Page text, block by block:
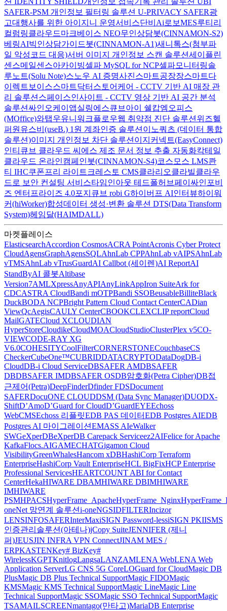
SAFER-PSM 개인정보 필터링 솔루션 U-PRIVACY SAFER광
고대행사를 위한 아이지니 운영서비스단비Ai로보MES루티 리
컬럼링클라우드마크베이스 NEO무인상담봇(CINNAMON-S2)
베링AI빅인상담가이드봇(CINNAMON-A1)새니톡스(첨부파
일 악성코드 대응)서버 이미지 개인정보 스캔 솔루션세이플린
센스메일센스아카이빙셀파 MySQL for NCP셀파모니터링솔
루노트(Solu Note)스노우 AI 증명사진스마트공장장스마트다
이렉트보이스스마트닥터 스토어케어 - CCTV 기반 AI 매장 관
리 솔루션 스페이스인사이트 - CCTV 영상 기반 AI 공간 분석
솔루션싸인오케이 앱실링에스큐브아이 쉘캅엠오피스
(MOffice)와탭우유니 워크플로우웹 취약점 진단 솔루션 위즈헬
퍼원 유스비(useB.) 1원 계좌인증 솔루션 이노쿼츠 (데이터 통합
솔루션)이미지 개인정보 차단 솔루션 이지커넥트(EasyConnect)
인티큐브 클라우드 씨에스 제조 문서 정보 추출 자동화칵테일
클라우드 온라인캠페인봇(CINNAMON-S4)코스모스 LMS콴
티 IHC쿠폰프리 라이트 크레스토 CMS클라리오클라빌클라우
드로 보안 컨설팅 서비스타임인아웃 테드폴허브페이싸인 포비
즈 엔터프라이즈 4.0포지큐브 robi G하이버프 AI인터뷰하이워
커(hiWorker)합성데이터 생성·변환 솔루션 DTS(Data Transform
System)헤임달(HAIMDALL)
마켓플레이스
ElasticsearchAccordion CosmosACRA PointAcronis Cyber Protect
CloudAgensGraphAgensSQLAhnLab CPPAhnLab vAIPSAhnLab
vTMSAhnLab vTrusGuardAI Callbot (세이렌)AI ReportAI
StandByAI 콜봇Altibase
Version7AMLXpressAnyAPIAnyLinkAppIron SuiteArk for
CDCASTRA CloudBandi mOTPBandi SSOBeusableBilliteBlack
DuckBODA NCPBright Pattern Cloud Contact CenterCADian
ViewQcAegisCAULY CenterCBOOKCLEXCLIP reportCloud
MailGATECloud XCLOUDIAN
HyperStoreCloudikeCloudMOACloudStudioClusterPlex v5CO-
VIEWCODE-RAY XG
V6.0COHESITYCoolFilterCORNERSTONECouchbaseCS
CheckerCubeOne™CUBRIDDATACRYPTODataDogDB-i
CloudDB-i Cloud ServiceDBSAFER AMDBSAFER
DBDBSAFER IMDBSAFER OSDB암호화(Petra Cipher)DB접
근제어(Petra)DeepFinderDfinder FDSDocument
SAFERDocuONE CLOUDDSM (Data Sync Manager)DUODX-
ShiftD’AmoD’Guard for CloudD’GuardEYEEchoss
WebCMSEchoss 리플릿EDB PAS 데이터EDB Postgres AIEDB
Postgres AI 마이그레이션EMASS AIeWalker
SWGeXperDBeXperDB Carepack Serviceez2AIFelice for Apache
KafkaFlocs.AIGAMECHATGigamon Cloud
VisibilityGreenWhalesHancom xDBHashiCorp Terraform
EnterpriseHashiCorp Vault EnterpriseHCL BigFixHCP Enterprise
Professional ServicesHEARTCOUNT ABI for Contact
CenterHekaHIWARE DBAMHIWARE DBIMHIWARE
IMHIWARE
PSMHPACSHyperFrame_ApacheHyperFrame_Nginx
oneNet 망연계 솔루션i-oneNGSIDFILTERIncizor
LENSINFOSAFERInterMaxiSIGN Password-lessiSIGN PKIISMS
인증관리솔루션(아테나)jCopy SuiteJENNIFER (제니
퍼)JEUSJIN INFRA VPN ConnectJINAM MES /
ERPKASTENKey# BizKey#
WirelessKGPTKnitlogLangsaLANZAMLENA WebLENA Web
Application ServerLG CNS 5G CoreLOGuard for CloudMagic DB
PlusMagic DB Plus Technical SupportMagic FIDOMagic
KMSMagic KMS Technical SupportMagic LineMagic Line
Technical SupportMagic SSOMagic SSO Technical SupportMagic
TSAMAILSCREENmantago(만타고)MariaDB Enterprise